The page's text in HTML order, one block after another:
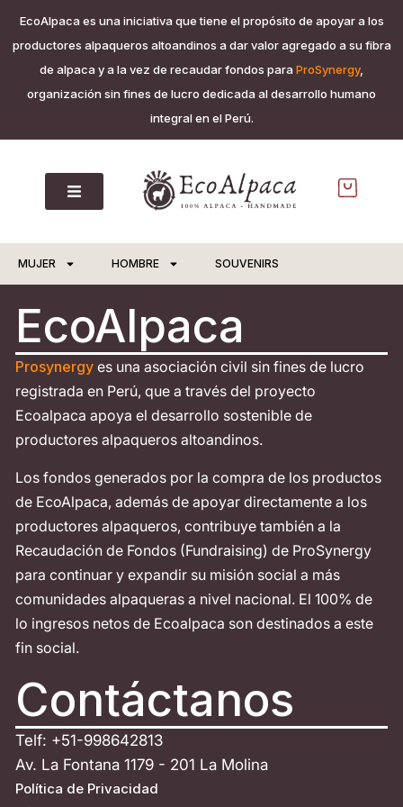
EcoAlpaca es una iniciativa que tiene el propósito de apoyar a los
productores alpaqueros altoandinos a dar valor agregado a su fibra
de alpaca y a la vez de recaudar fondos para ProSynergy,
organización sin fines de lucro dedicada al desarrollo humano
integral en el Perú.
MUJER HOMBRE SOUVENIRS
EcoAlpaca
Prosynergy es una asociación civil sin fines de lucro
registrada en Perú, que a través del proyecto
Ecoalpaca apoya el desarrollo sostenible de
productores alpaqueros altoandinos.
Los fondos generados por la compra de los productos
de EcoAlpaca, además de apoyar directamente a los
productores alpaqueros, contribuye también a la
Recaudación de Fondos (Fundraising) de ProSynergy
para continuar y expandir su misión social a más
comunidades alpaqueras a nivel nacional. El 100% de
lo ingresos netos de Ecoalpaca son destinados a este
fin social.
Contáctanos
Telf: +51-998642813
Av. La Fontana 1179 - 201 La Molina
Política de Privacidad